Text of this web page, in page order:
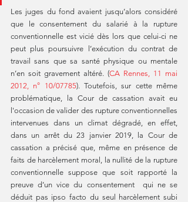
Les juges du fond avaient jusqu’alors considéré
que le consentement du salarié à la rupture
conventionnelle est vicié dès lors que celui-ci ne
peut plus poursuivre l’exécution du contrat de
travail sans que sa santé physique ou mentale
n’en soit gravement altéré. (CA Rennes, 11 mai
2012, n° 10/07785). Toutefois, sur cette même
problématique, la Cour de cassation avait eu
l'occasion de valider des rupture conventionnelles
intervenues dans un climat dégradé, en effet,
dans un arrêt du 23 janvier 2019, la Cour de
cassation a précisé que, même en présence de
faits de harcèlement moral, la nullité de la rupture
conventionnelle suppose que soit rapporté la
preuve d’un vice du consentement  qui ne se
déduit pas ipso facto du seul harcèlement subi